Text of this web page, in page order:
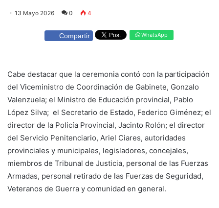
13 Mayo 2026 0 4
Compartir WhatsApp
Cabe destacar que la ceremonia contó con la participación
del Viceministro de Coordinación de Gabinete, Gonzalo
Valenzuela; el Ministro de Educación provincial, Pablo
López Silva; el Secretario de Estado, Federico Giménez; el
director de la Policía Provincial, Jacinto Rolón; el director
del Servicio Penitenciario, Ariel Ciares, autoridades
provinciales y municipales, legisladores, concejales,
miembros de Tribunal de Justicia, personal de las Fuerzas
Armadas, personal retirado de las Fuerzas de Seguridad,
Veteranos de Guerra y comunidad en general.